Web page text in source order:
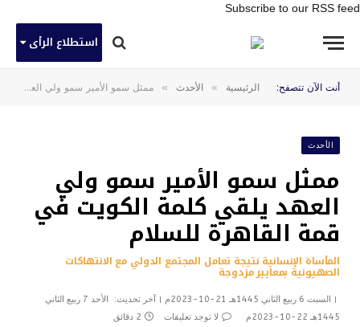
Subscribe to our RSS feed
استطلاع الرأى
أنت الآن تتصفح: الرئيسية » الأحدث » ممثل سمو الأمير سمو ولي العهد يلقي كلمة الكويت في قمة القاهرة للسلام
الأحدث
ممثل سمو الأمير سمو ولي
العهد يلقي كلمة الكويت في
قمة القاهرة للسلام
المأساة الإنسانية نتيجة تعامل المجتمع الدولي مع الانتهاكات
الصهيونية بمعايير مزدوجة
السبت 6 ربيع الثاني 1445هـ 21-10-2023م آخر تحديث:
الأحد 7 ربيع الثاني
1445هـ 22-10-2023م
لا توجد تعليقات 2 دقائق